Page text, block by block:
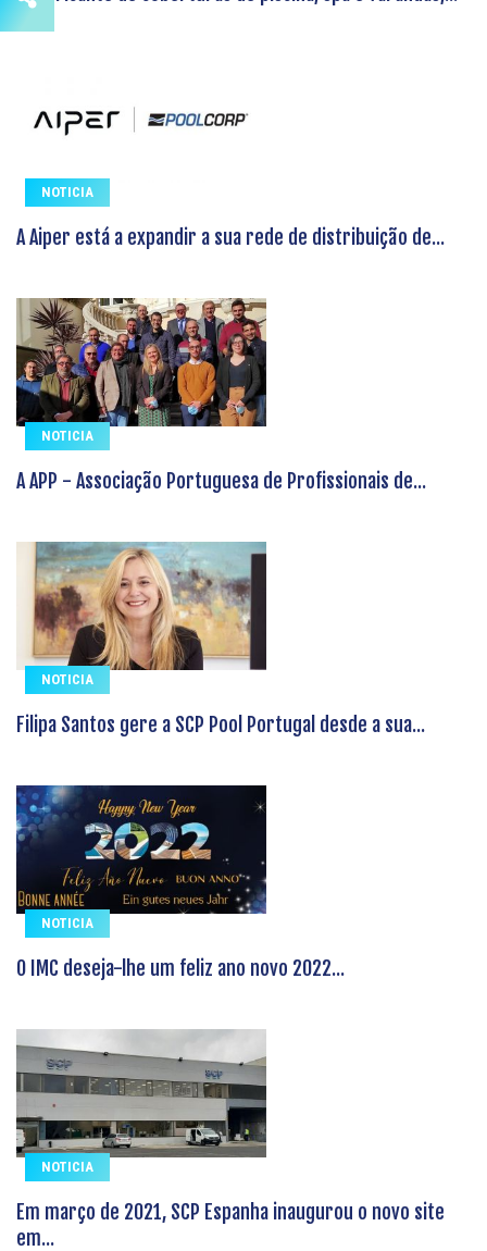
NOTICIA
A Aiper está a expandir a sua rede de distribuição de...
NOTICIA
A APP - Associação Portuguesa de Profissionais de...
NOTICIA
Filipa Santos gere a SCP Pool Portugal desde a sua...
NOTICIA
O IMC deseja-lhe um feliz ano novo 2022...
NOTICIA
Em março de 2021, SCP Espanha inaugurou o novo site
em...